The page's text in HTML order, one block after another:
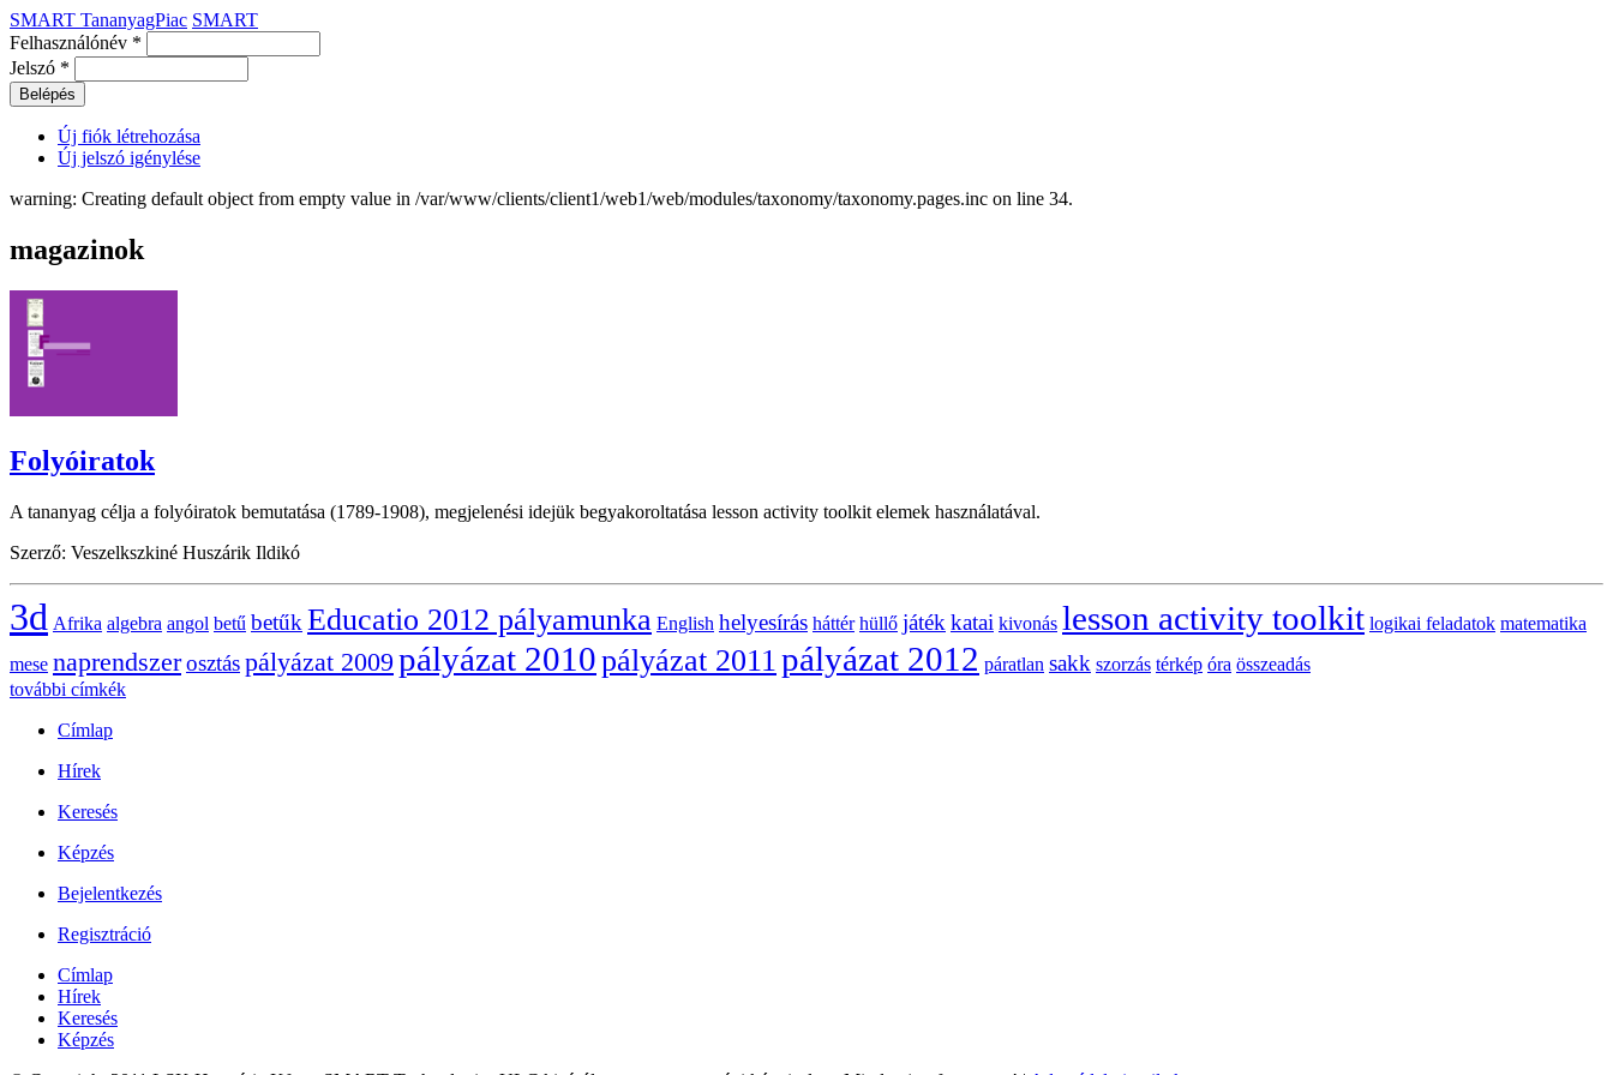
SMART TananyagPiac SMART
Felhasználónév *
Jelszó *
Új fiók létrehozása
Új jelszó igénylése
warning: Creating default object from empty value in /var/www/clients/client1/web1/web/modules/taxonomy/taxonomy.pages.inc on line 34.
magazinok
Folyóiratok
A tananyag célja a folyóiratok bemutatása (1789-1908), megjelenési idejük begyakoroltatása lesson activity toolkit elemek használatával.
Szerző: Veszelkszkiné Huszárik Ildikó
3d Afrika algebra angol betű betűk Educatio 2012 pályamunka English helyesírás háttér hüllő játék katai kivonás lesson activity toolkit logikai feladatok matematika
mese naprendszerosztáspályázat 2009 pályázat 2010pályázat 2011 pályázat 2012 páratlan sakk szorzás térkép óra összeadás
további címkék
Címlap
Hírek
Keresés
Képzés
Bejelentkezés
Regisztráció
Címlap
Hírek
Keresés
Képzés